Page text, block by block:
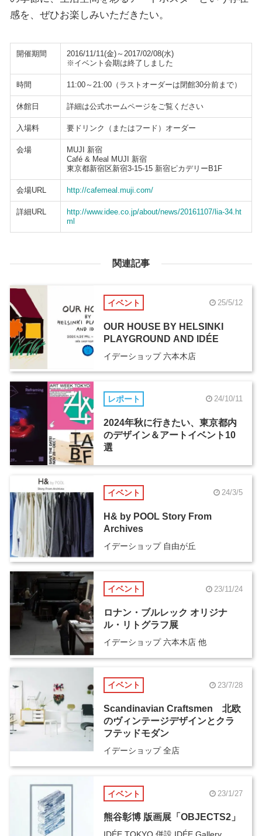
感を、ぜひお楽しみいただきたい。
開催期間
2016/11/11(金)～2017/02/08(水)
※イベント会期は終了しました
時間 11:00～21:00（ラストオーダーは閉館30分前まで）
休館日 詳細は公式ホームページをご覧ください
入場料 要ドリンク（またはフード）オーダー
会場
MUJI 新宿
Café & Meal MUJI 新宿
東京都新宿区新宿3-15-15 新宿ピカデリーB1F
会場URL http://cafemeal.muji.com/
詳細URL
http://www.idee.co.jp/about/news/20161107/lia-34.ht
ml
関連記事
イベント 25/5/12
OUR HOUSE BY HELSINKI
PLAYGROUND AND IDÉE
イデーショップ 六本木店
レポート 24/10/11
2024年秋に行きたい、東京都内
のデザイン＆アートイベント10
選
イベント 24/3/5
H& by POOL Story From
Archives
イデーショップ 自由が丘
イベント 23/11/24
ロナン・ブルレック オリジナ
ル・リトグラフ展
イデーショップ 六本木店 他
イベント 23/7/28
Scandinavian Craftsmen 北欧
のヴィンテージデザインとクラ
フテッドモダン
イデーショップ 全店
イベント 23/1/27
熊谷彰博 版画展「OBJECTS2」